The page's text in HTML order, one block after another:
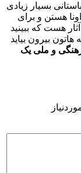
بسیار زیادی
هستن و برای
هست که ببینید
هاتون بیرون بیاید
و ملی یک